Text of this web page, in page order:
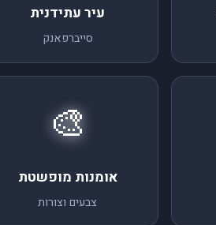
עיר עתידנית
סייברפאנק
🎨
אומנות מופשטת
צבעים וצורות